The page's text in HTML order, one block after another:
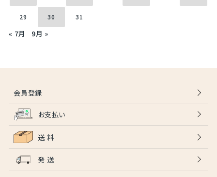
29 30 31
« 7月 9月 »
会員登録
お支払い
送 料
発 送